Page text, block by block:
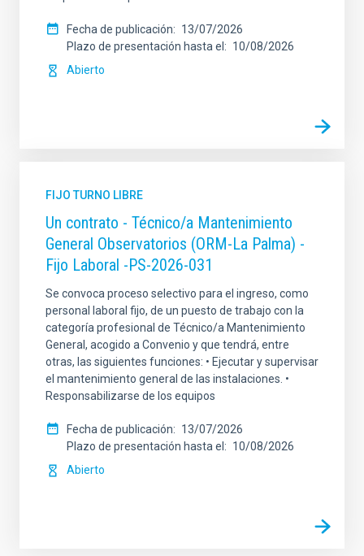
Fecha de publicación
13/07/2026
Plazo de presentación hasta el
10/08/2026
Abierto
FIJO TURNO LIBRE
Un contrato - Técnico/a Mantenimiento
General Observatorios (ORM-La Palma) -
Fijo Laboral -PS-2026-031
Se convoca proceso selectivo para el ingreso, como
personal laboral fijo, de un puesto de trabajo con la
categoría profesional de Técnico/a Mantenimiento
General, acogido a Convenio y que tendrá, entre
otras, las siguientes funciones: • Ejecutar y supervisar
el mantenimiento general de las instalaciones. •
Responsabilizarse de los equipos
Fecha de publicación
13/07/2026
Plazo de presentación hasta el
10/08/2026
Abierto